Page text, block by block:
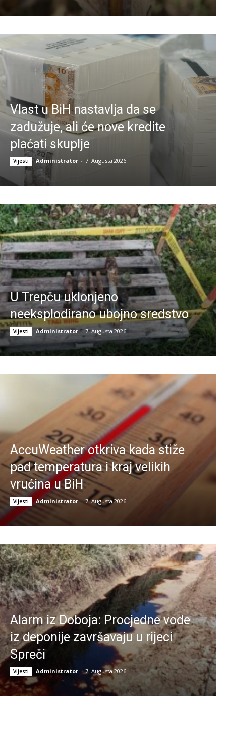
Vlast u BiH nastavlja da se
zadužuje, ali će nove kredite
plaćati skuplje
Vijesti Administrator - 7. Augusta 2026.
U Trepču uklonjeno
neeksplodirano ubojno sredstvo
Vijesti Administrator - 7. Augusta 2026.
AccuWeather otkriva kada stiže
pad temperatura i kraj velikih
vrućina u BiH
Vijesti Administrator - 7. Augusta 2026.
Alarm iz Doboja: Procjedne vode
iz deponije završavaju u rijeci
Spreči
Vijesti Administrator - 7. Augusta 2026.